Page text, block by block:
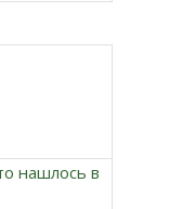
нашлось в